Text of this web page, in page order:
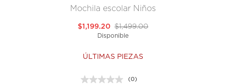
Mochila escolar Niños
$1,499.00
$1,199.20
Disponible
ÚLTIMAS PIEZAS
(0)